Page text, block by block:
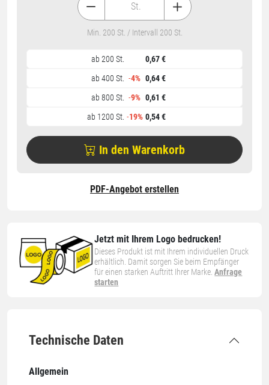
Jetzt mit Ihrem Logo bedrucken!
Dieses Produkt ist mit Ihrem individuellen Druck
erhältlich. Damit sorgen Sie beim Empfänger
für einen starken Auftritt Ihrer Marke.Anfrage
starten
Technische Daten
Allgemein
ab 200 St.
0,67 €
ab 400 St.
-4% 0,64 €
ab 800 St.
-9% 0,61 €
ab 1200 St. -19% 0,54 €
St.
Min. 200 St. / Intervall 200 St.
In den Warenkorb
PDF-Angebot erstellen